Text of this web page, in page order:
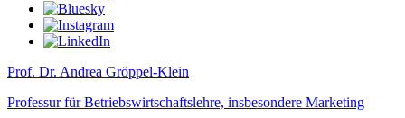
Prof. Dr. Andrea Gröppel-Klein
Professur für Betriebswirtschaftslehre, insbesondere Marketing